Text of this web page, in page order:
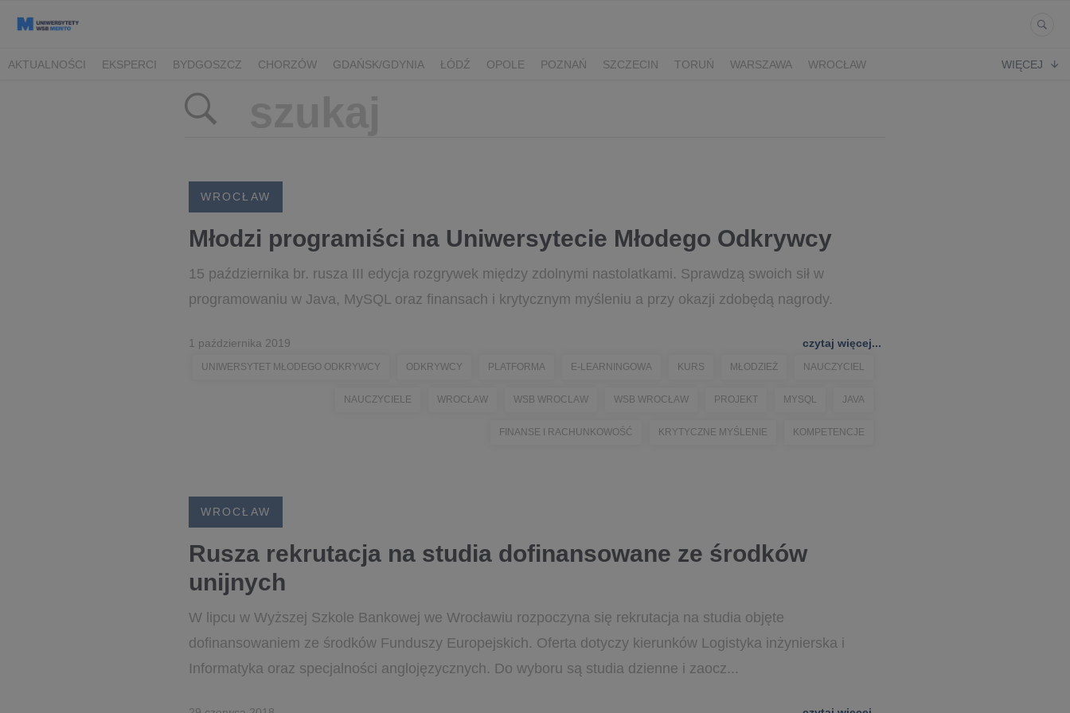
AKTUALNOŚCI EKSPERCI BYDGOSZCZ CHORZÓW GDAŃSK/GDYNIA ŁÓDŹ OPOLE POZNAŃ SZCZECIN TORUŃ WARSZAWA
WROCŁAW
WIĘCEJ
WROCŁAW
Młodzi programiści na Uniwersytecie Młodego Odkrywcy
15 października br. rusza III edycja rozgrywek między zdolnymi nastolatkami. Sprawdzą swoich sił w
programowaniu w Java, MySQL oraz finansach i krytycznym myśleniu a przy okazji zdobędą nagrody.
1 października 2019 czytaj więcej...
UNIWERSYTET MŁODEGO ODKRYWCY ODKRYWCY PLATFORMA E-LEARNINGOWA KURS MŁODZIEŻ NAUCZYCIEL
NAUCZYCIELE WROCŁAW WSB WROCLAW WSB WROCŁAW PROJEKT MYSQL JAVA
FINANSE I RACHUNKOWOŚĆ KRYTYCZNE MYŚLENIE KOMPETENCJE
WROCŁAW
Rusza rekrutacja na studia dofinansowane ze środków
unijnych
W lipcu w Wyższej Szkole Bankowej we Wrocławiu rozpoczyna się rekrutacja na studia objęte
dofinansowaniem ze środków Funduszy Europejskich. Oferta dotyczy kierunków Logistyka inżynierska i
Informatyka oraz specjalności anglojęzycznych. Do wyboru są studia dzienne i zaocz...